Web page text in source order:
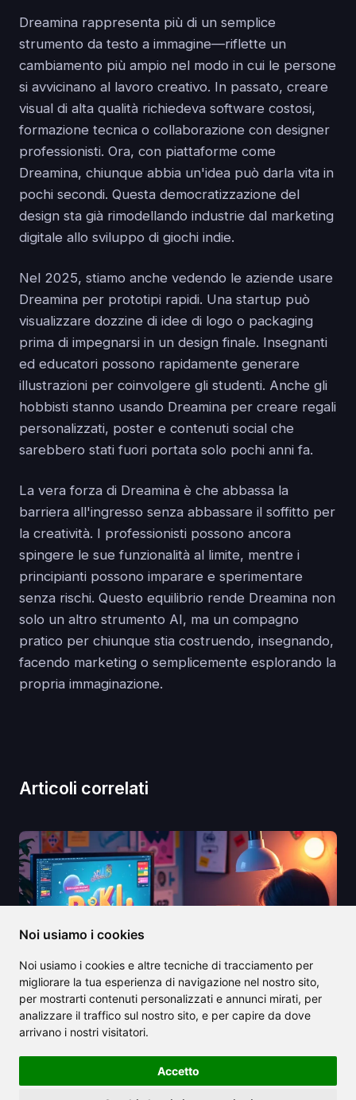
Noi usiamo i cookies
Noi usiamo i cookies e altre tecniche di tracciamento per
migliorare la tua esperienza di navigazione nel nostro sito,
per mostrarti contenuti personalizzati e annunci mirati, per
analizzare il traffico sul nostro sito, e per capire da dove
arrivano i nostri visitatori.
Accetto
Dreamina rappresenta più di un semplice
strumento da testo a immagine—riflette un
cambiamento più ampio nel modo in cui le persone
si avvicinano al lavoro creativo. In passato, creare
visual di alta qualità richiedeva software costosi,
formazione tecnica o collaborazione con designer
professionisti. Ora, con piattaforme come
Dreamina, chiunque abbia un'idea può darla vita in
pochi secondi. Questa democratizzazione del
design sta già rimodellando industrie dal marketing
digitale allo sviluppo di giochi indie.
Nel 2025, stiamo anche vedendo le aziende usare
Dreamina per prototipi rapidi. Una startup può
visualizzare dozzine di idee di logo o packaging
prima di impegnarsi in un design finale. Insegnanti
ed educatori possono rapidamente generare
illustrazioni per coinvolgere gli studenti. Anche gli
hobbisti stanno usando Dreamina per creare regali
personalizzati, poster e contenuti social che
sarebbero stati fuori portata solo pochi anni fa.
La vera forza di Dreamina è che abbassa la
barriera all'ingresso senza abbassare il soffitto per
la creatività. I professionisti possono ancora
spingere le sue funzionalità al limite, mentre i
principianti possono imparare e sperimentare
senza rischi. Questo equilibrio rende Dreamina non
solo un altro strumento AI, ma un compagno
pratico per chiunque stia costruendo, insegnando,
facendo marketing o semplicemente esplorando la
propria immaginazione.
Articoli correlati